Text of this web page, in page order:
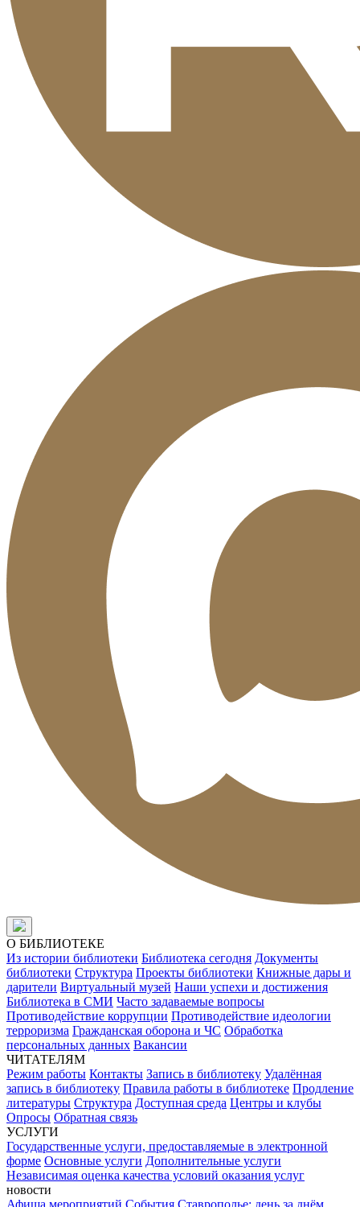
О БИБЛИОТЕКЕ
Из истории библиотеки Библиотека сегодня Документы
библиотеки Структура Проекты библиотеки Книжные дары и
дарители Виртуальный музей Наши успехи и достижения
Библиотека в СМИ Часто задаваемые вопросы
Противодействие коррупции Противодействие идеологии
терроризма Гражданская оборона и ЧС Обработка
персональных данных Вакансии
ЧИТАТЕЛЯМ
Режим работы Контакты Запись в библиотеку Удалённая
запись в библиотеку Правила работы в библиотеке Продление
литературы Структура Доступная среда Центры и клубы
Опросы Обратная связь
УСЛУГИ
Государственные услуги, предоставляемые в электронной
форме Основные услуги Дополнительные услуги
Независимая оценка качества условий оказания услуг
новости
Афиша мероприятий События Ставрополье: день за днём